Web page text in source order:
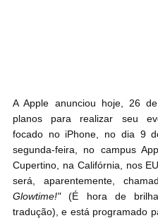
A Apple anunciou hoje, 26
planos para realizar seu
focado no iPhone, no dia 9
segunda-feira, no campus
Cupertino, na Califórnia, nos
será, aparentemente,
Glowtime!" (É hora de
tradução), e está programado